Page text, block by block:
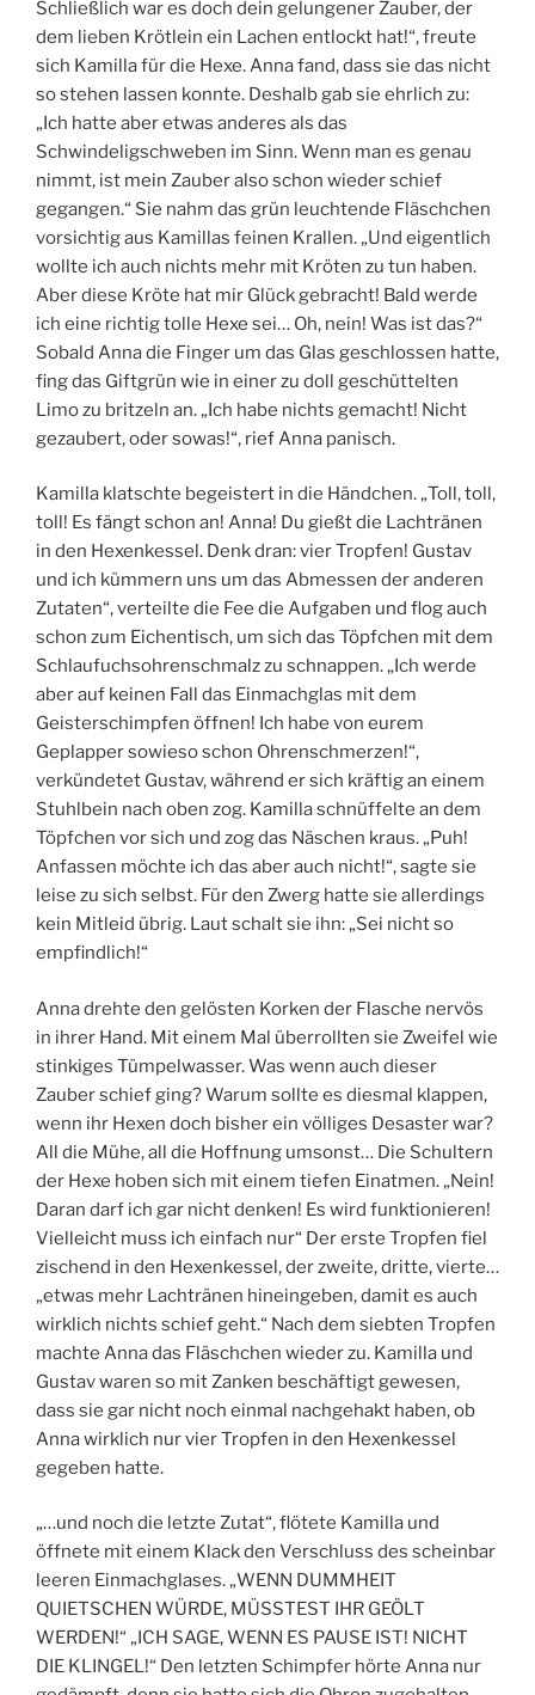
Schließlich war es doch dein gelungener Zauber, der
dem lieben Krötlein ein Lachen entlockt hat!“, freute
sich Kamilla für die Hexe. Anna fand, dass sie das nicht
so stehen lassen konnte. Deshalb gab sie ehrlich zu:
„Ich hatte aber etwas anderes als das
Schwindeligschweben im Sinn. Wenn man es genau
nimmt, ist mein Zauber also schon wieder schief
gegangen.“ Sie nahm das grün leuchtende Fläschchen
vorsichtig aus Kamillas feinen Krallen. „Und eigentlich
wollte ich auch nichts mehr mit Kröten zu tun haben.
Aber diese Kröte hat mir Glück gebracht! Bald werde
ich eine richtig tolle Hexe sei… Oh, nein! Was ist das?“
Sobald Anna die Finger um das Glas geschlossen hatte,
fing das Giftgrün wie in einer zu doll geschüttelten
Limo zu britzeln an. „Ich habe nichts gemacht! Nicht
gezaubert, oder sowas!“, rief Anna panisch.
Kamilla klatschte begeistert in die Händchen. „Toll, toll,
toll! Es fängt schon an! Anna! Du gießt die Lachtränen
in den Hexenkessel. Denk dran: vier Tropfen! Gustav
und ich kümmern uns um das Abmessen der anderen
Zutaten“, verteilte die Fee die Aufgaben und flog auch
schon zum Eichentisch, um sich das Töpfchen mit dem
Schlaufuchsohrenschmalz zu schnappen. „Ich werde
aber auf keinen Fall das Einmachglas mit dem
Geisterschimpfen öffnen! Ich habe von eurem
Geplapper sowieso schon Ohrenschmerzen!“,
verkündetet Gustav, während er sich kräftig an einem
Stuhlbein nach oben zog. Kamilla schnüffelte an dem
Töpfchen vor sich und zog das Näschen kraus. „Puh!
Anfassen möchte ich das aber auch nicht!“, sagte sie
leise zu sich selbst. Für den Zwerg hatte sie allerdings
kein Mitleid übrig. Laut schalt sie ihn: „Sei nicht so
empfindlich!“
Anna drehte den gelösten Korken der Flasche nervös
in ihrer Hand. Mit einem Mal überrollten sie Zweifel wie
stinkiges Tümpelwasser. Was wenn auch dieser
Zauber schief ging? Warum sollte es diesmal klappen,
wenn ihr Hexen doch bisher ein völliges Desaster war?
All die Mühe, all die Hoffnung umsonst… Die Schultern
der Hexe hoben sich mit einem tiefen Einatmen. „Nein!
Daran darf ich gar nicht denken! Es wird funktionieren!
Vielleicht muss ich einfach nur“ Der erste Tropfen fiel
zischend in den Hexenkessel, der zweite, dritte, vierte…
„etwas mehr Lachtränen hineingeben, damit es auch
wirklich nichts schief geht.“ Nach dem siebten Tropfen
machte Anna das Fläschchen wieder zu. Kamilla und
Gustav waren so mit Zanken beschäftigt gewesen,
dass sie gar nicht noch einmal nachgehakt haben, ob
Anna wirklich nur vier Tropfen in den Hexenkessel
gegeben hatte.
„…und noch die letzte Zutat“, flötete Kamilla und
öffnete mit einem Klack den Verschluss des scheinbar
leeren Einmachglases. „WENN DUMMHEIT
QUIETSCHEN WÜRDE, MÜSSTEST IHR GEÖLT
WERDEN!“ „ICH SAGE, WENN ES PAUSE IST! NICHT
DIE KLINGEL!“ Den letzten Schimpfer hörte Anna nur